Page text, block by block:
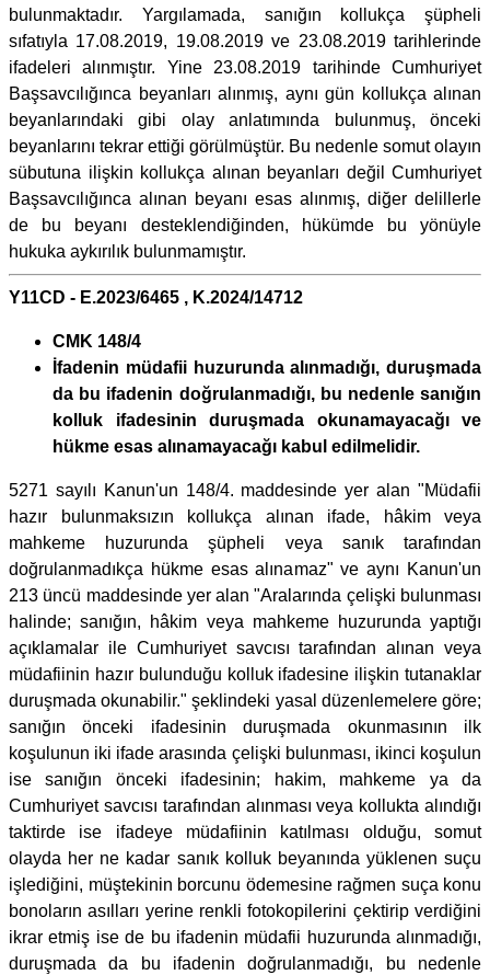
bulunmaktadır. Yargılamada, sanığın kollukça şüpheli
sıfatıyla 17.08.2019, 19.08.2019 ve 23.08.2019 tarihlerinde
ifadeleri alınmıştır. Yine 23.08.2019 tarihinde Cumhuriyet
Başsavcılığınca beyanları alınmış, aynı gün kollukça alınan
beyanlarındaki gibi olay anlatımında bulunmuş, önceki
beyanlarını tekrar ettiği görülmüştür. Bu nedenle somut olayın
sübutuna ilişkin kollukça alınan beyanları değil Cumhuriyet
Başsavcılığınca alınan beyanı esas alınmış, diğer delillerle
de bu beyanı desteklendiğinden, hükümde bu yönüyle
hukuka aykırılık bulunmamıştır.
Y11CD - E.2023/6465 , K.2024/14712
CMK 148/4
İfadenin müdafii huzurunda alınmadığı, duruşmada
da bu ifadenin doğrulanmadığı, bu nedenle sanığın
kolluk ifadesinin duruşmada okunamayacağı ve
hükme esas alınamayacağı kabul edilmelidir.
5271 sayılı Kanun'un 148/4. maddesinde yer alan "Müdafii
hazır bulunmaksızın kollukça alınan ifade, hâkim veya
mahkeme huzurunda şüpheli veya sanık tarafından
doğrulanmadıkça hükme esas alınamaz" ve aynı Kanun'un
213 üncü maddesinde yer alan "Aralarında çelişki bulunması
halinde; sanığın, hâkim veya mahkeme huzurunda yaptığı
açıklamalar ile Cumhuriyet savcısı tarafından alınan veya
müdafiinin hazır bulunduğu kolluk ifadesine ilişkin tutanaklar
duruşmada okunabilir." şeklindeki yasal düzenlemelere göre;
sanığın önceki ifadesinin duruşmada okunmasının ilk
koşulunun iki ifade arasında çelişki bulunması, ikinci koşulun
ise sanığın önceki ifadesinin; hakim, mahkeme ya da
Cumhuriyet savcısı tarafından alınması veya kollukta alındığı
taktirde ise ifadeye müdafiinin katılması olduğu, somut
olayda her ne kadar sanık kolluk beyanında yüklenen suçu
işlediğini, müştekinin borcunu ödemesine rağmen suça konu
bonoların asılları yerine renkli fotokopilerini çektirip verdiğini
ikrar etmiş ise de bu ifadenin müdafii huzurunda alınmadığı,
duruşmada da bu ifadenin doğrulanmadığı, bu nedenle